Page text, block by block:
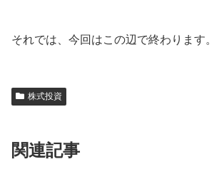
それでは、今回はこの辺で終わります。
株式投資
関連記事